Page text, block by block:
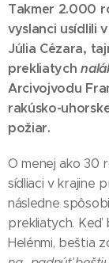
Takmer 2.000
vyslanci usídlili
Júlia Cézara,
prekliatych
Arcivojvodu
rakúsko-
požiar.
O menej ako 30
sídliaci v krajine
následne
prekliatych. Keď
Helénmi, beštia